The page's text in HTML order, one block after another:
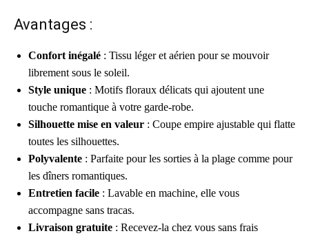
Avantages :
Confort inégalé : Tissu léger et aérien pour se mouvoir
librement sous le soleil.
Style unique : Motifs floraux délicats qui ajoutent une
touche romantique à votre garde-robe.
Silhouette mise en valeur : Coupe empire ajustable qui flatte
toutes les silhouettes.
Polyvalente : Parfaite pour les sorties à la plage comme pour
les dîners romantiques.
Entretien facile : Lavable en machine, elle vous
accompagne sans tracas.
Livraison gratuite : Recevez-la chez vous sans frais